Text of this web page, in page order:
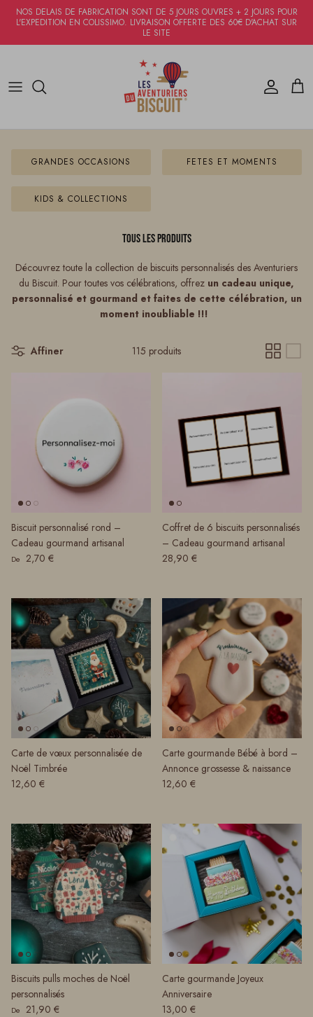
Aller au contenu
NOS DELAIS DE FABRICATION SONT DE 5 JOURS OUVRES + 2 JOURS POUR
L'EXPEDITION EN COLISSIMO. LIVRAISON OFFERTE DES 60€ D'ACHAT SUR
LE SITE
Compte
GRANDES OCCASIONS FETES ET MOMENTS
KIDS & COLLECTIONS
Tous les produits
Découvrez toute la collection de biscuits personnalisés des Aventuriers
du Biscuit. Pour toutes vos célébrations, offrez un cadeau unique,
personnalisé et gourmand et faites de cette célébration, un
moment inoubliable !!!
Affiner 115 produits
Biscuit personnalisé rond –
Cadeau gourmand artisanal
Prix habituel
De 2,70 €
Coffret de 6 biscuits personnalisés
– Cadeau gourmand artisanal
Prix habituel
28,90 €
Carte de vœux personnalisée de
Noël Timbrée
Prix habituel
12,60 €
Carte gourmande Bébé à bord –
Annonce grossesse & naissance
Prix habituel
12,60 €
Biscuits pulls moches de Noël
personnalisés
Prix habituel
De 21,90 €
Carte gourmande Joyeux
Anniversaire
Prix habituel
13,00 €